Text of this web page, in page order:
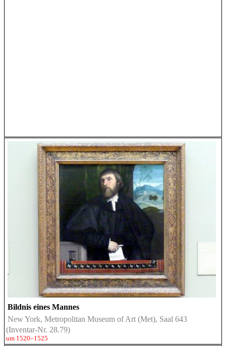
Bildnis eines Mannes
New York, Metropolitan Museum of Art (Met), Saal 643
(Inventar-Nr. 28.79)
um 1520–1525